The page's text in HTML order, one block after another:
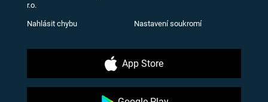
r.o.
Nahlásit chybu Nastavení soukromí
App Store